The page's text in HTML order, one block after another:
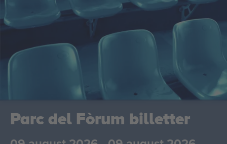
Parc del Fòrum billetter